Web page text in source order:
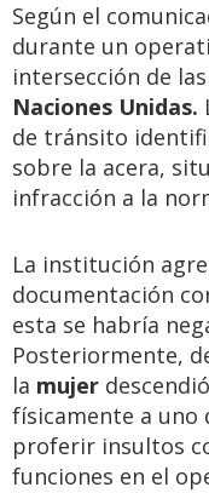
Según el
durante un
intersección de las
Naciones Unidas.
de tránsito
sobre la acera,
infracción a la
La institución
documentación
esta se habría
Posteriormente,
la mujer
físicamente a uno
proferir insultos
funciones en el